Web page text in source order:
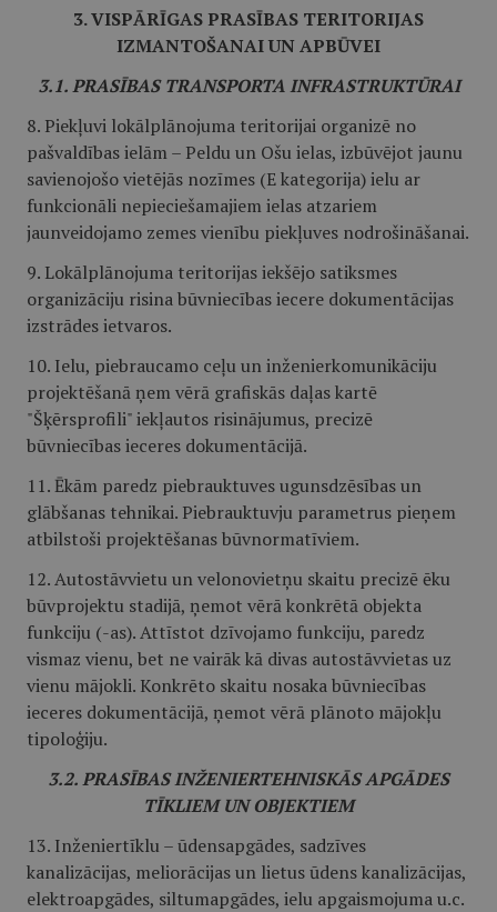
3. VISPĀRĪGAS PRASĪBAS TERITORIJAS
IZMANTOŠANAI UN APBŪVEI
3.1. PRASĪBAS TRANSPORTA INFRASTRUKTŪRAI
8. Piekļuvi lokālplānojuma teritorijai organizē no
pašvaldības ielām – Peldu un Ošu ielas, izbūvējot jaunu
savienojošo vietējās nozīmes (E kategorija) ielu ar
funkcionāli nepieciešamajiem ielas atzariem
jaunveidojamo zemes vienību piekļuves nodrošināšanai.
9. Lokālplānojuma teritorijas iekšējo satiksmes
organizāciju risina būvniecības iecere dokumentācijas
izstrādes ietvaros.
10. Ielu, piebraucamo ceļu un inženierkomunikāciju
projektēšanā ņem vērā grafiskās daļas kartē
"Šķērsprofili" iekļautos risinājumus, precizē
būvniecības ieceres dokumentācijā.
11. Ēkām paredz piebrauktuves ugunsdzēsības un
glābšanas tehnikai. Piebrauktuvju parametrus pieņem
atbilstoši projektēšanas būvnormatīviem.
12. Autostāvvietu un velonovietņu skaitu precizē ēku
būvprojektu stadijā, ņemot vērā konkrētā objekta
funkciju (-as). Attīstot dzīvojamo funkciju, paredz
vismaz vienu, bet ne vairāk kā divas autostāvvietas uz
vienu mājokli. Konkrēto skaitu nosaka būvniecības
ieceres dokumentācijā, ņemot vērā plānoto mājokļu
tipoloģiju.
3.2. PRASĪBAS INŽENIERTEHNISKĀS APGĀDES
TĪKLIEM UN OBJEKTIEM
13. Inženiertīklu – ūdensapgādes, sadzīves
kanalizācijas, meliorācijas un lietus ūdens kanalizācijas,
elektroapgādes, siltumapgādes, ielu apgaismojuma u.c.